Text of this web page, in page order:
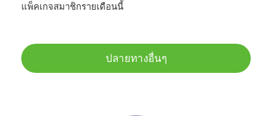
แพ็คเกจสมาชิกรายเดือนนี้
ปลายทางอื่นๆ